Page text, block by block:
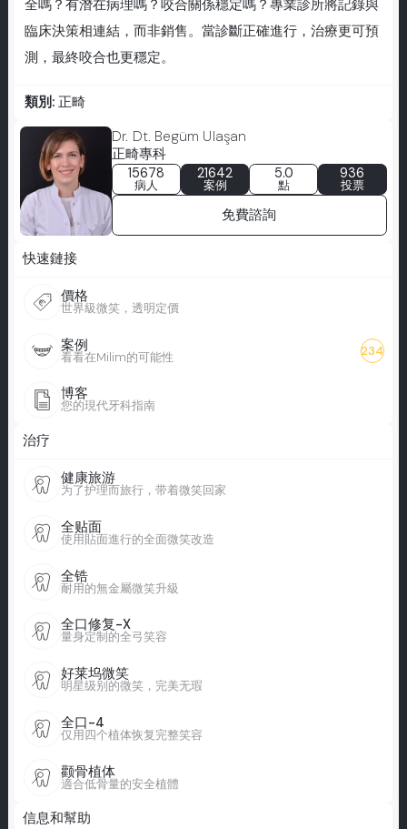
全嗎？有潛在病理嗎？咬合關係穩定嗎？專業診所將記錄與
臨床決策相連結，而非銷售。當診斷正確進行，治療更可預
測，最終咬合也更穩定。
類別: 正畸
Dr. Dt. Begüm Ulaşan
正畸專科
15678
病人
21642
案例
5.0
點
936
投票
免費諮詢
快速鏈接
價格
世界級微笑，透明定價
案例
看看在Milim的可能性 234
博客
您的現代牙科指南
治疗
健康旅游
为了护理而旅行，带着微笑回家
全贴面
使用貼面進行的全面微笑改造
全锆
耐用的無金屬微笑升級
全口修复-X
量身定制的全弓笑容
好莱坞微笑
明星级别的微笑，完美无瑕
全口-4
仅用四个植体恢复完整笑容
颧骨植体
適合低骨量的安全植體
信息和幫助